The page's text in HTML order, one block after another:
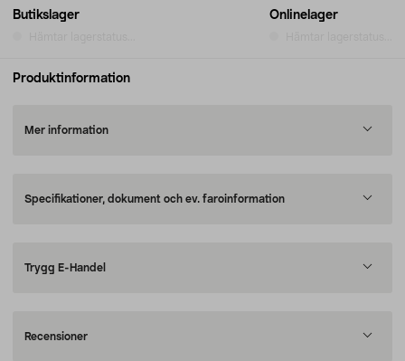
Butikslager Onlinelager
Produktinformation
Mer information
Specifikationer, dokument och ev. faroinformation
Trygg E-Handel
Recensioner